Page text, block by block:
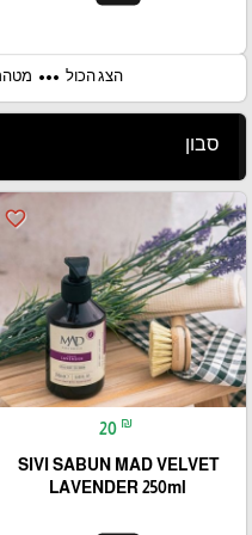
הצג הכול more_horiz מטהר
סבון
favorite_border
20 ₪
SIVI SABUN MAD VELVET
LAVENDER 250ml